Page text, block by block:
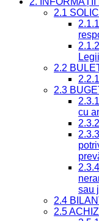
2.1
2.2
2.3
cu
sau
2.4
2.5